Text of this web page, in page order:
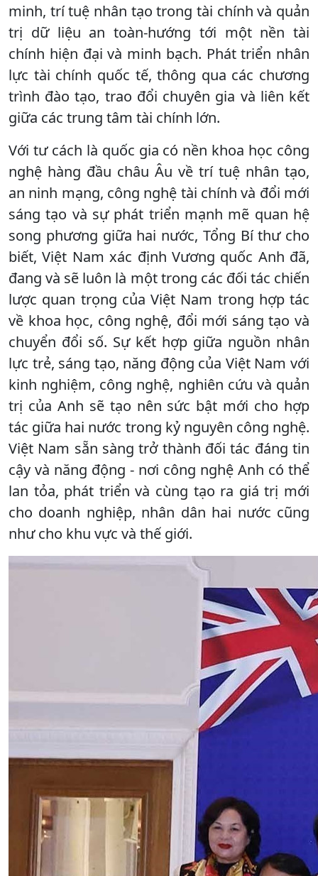
minh, trí tuệ nhân tạo trong tài chính và quản
trị dữ liệu an toàn-hướng tới một nền tài
chính hiện đại và minh bạch. Phát triển nhân
lực tài chính quốc tế, thông qua các chương
trình đào tạo, trao đổi chuyên gia và liên kết
giữa các trung tâm tài chính lớn.
Với tư cách là quốc gia có nền khoa học công
nghệ hàng đầu châu Âu về trí tuệ nhân tạo,
an ninh mạng, công nghệ tài chính và đổi mới
sáng tạo và sự phát triển mạnh mẽ quan hệ
song phương giữa hai nước, Tổng Bí thư cho
biết, Việt Nam xác định Vương quốc Anh đã,
đang và sẽ luôn là một trong các đối tác chiến
lược quan trọng của Việt Nam trong hợp tác
về khoa học, công nghệ, đổi mới sáng tạo và
chuyển đổi số. Sự kết hợp giữa nguồn nhân
lực trẻ, sáng tạo, năng động của Việt Nam với
kinh nghiệm, công nghệ, nghiên cứu và quản
trị của Anh sẽ tạo nên sức bật mới cho hợp
tác giữa hai nước trong kỷ nguyên công nghệ.
Việt Nam sẵn sàng trở thành đối tác đáng tin
cậy và năng động - nơi công nghệ Anh có thể
lan tỏa, phát triển và cùng tạo ra giá trị mới
cho doanh nghiệp, nhân dân hai nước cũng
như cho khu vực và thế giới.